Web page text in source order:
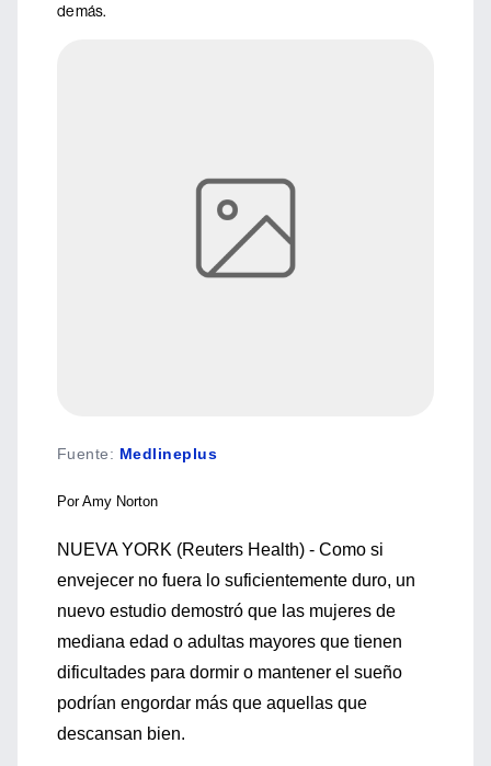
de más.
Fuente: Medlineplus
Por Amy Norton
NUEVA YORK (Reuters Health) - Como si
envejecer no fuera lo suficientemente duro, un
nuevo estudio demostró que las mujeres de
mediana edad o adultas mayores que tienen
dificultades para dormir o mantener el sueño
podrían engordar más que aquellas que
descansan bien.